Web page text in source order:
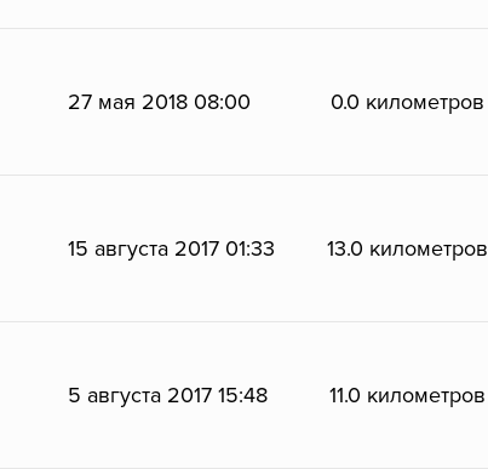
27 мая 2018 08:00 0.0 километров
15 августа 2017 01:33 13.0 километров
5 августа 2017 15:48 11.0 километров